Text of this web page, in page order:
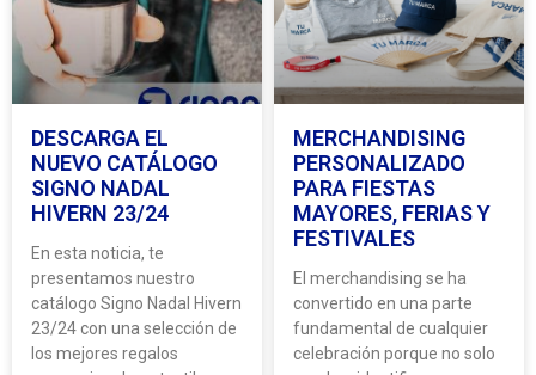
DESCARGA EL
NUEVO CATÁLOGO
SIGNO NADAL
HIVERN 23/24
En esta noticia, te
presentamos nuestro
catálogo Signo Nadal Hivern
23/24 con una selección de
los mejores regalos
MERCHANDISING
PERSONALIZADO
PARA FIESTAS
MAYORES, FERIAS Y
FESTIVALES
El merchandising se ha
convertido en una parte
fundamental de cualquier
celebración porque no solo